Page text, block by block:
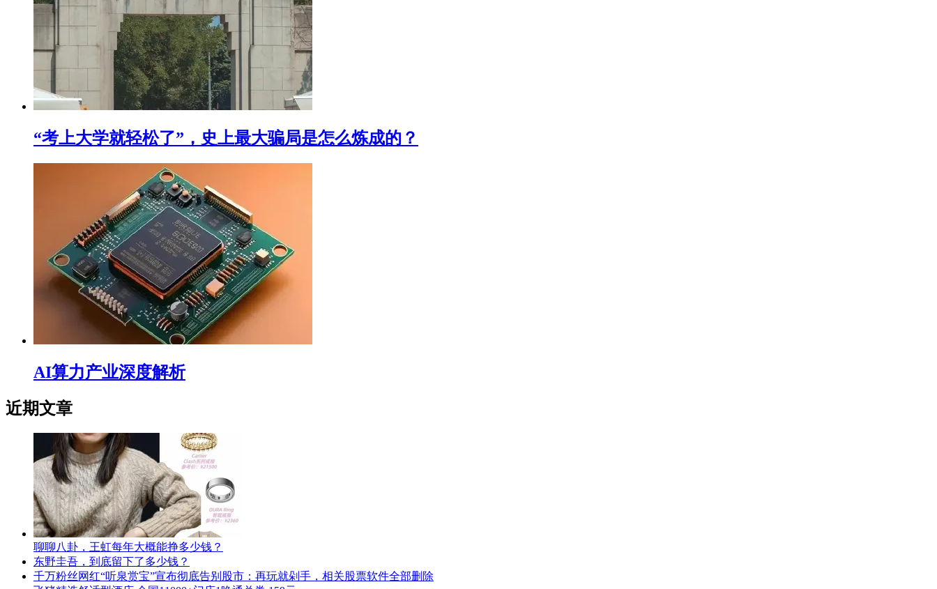
“考上大学就轻松了”，史上最大骗局是怎么炼成的？
AI算力产业深度解析
近期文章
聊聊八卦，王虹每年大概能挣多少钱？
东野圭吾，到底留下了多少钱？
千万粉丝网红“听泉赏宝”宣布彻底告别股市：再玩就剁手，相关股票软件全部删除